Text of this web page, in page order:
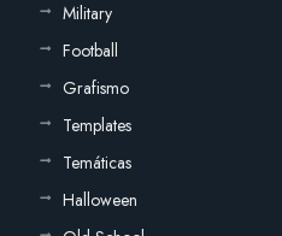
Military
Football
Grafismo
Templates
Temáticas
Halloween